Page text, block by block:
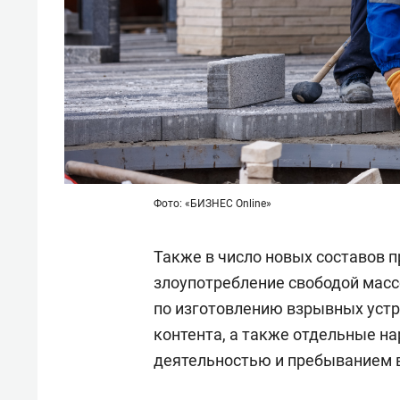
Фото: «БИЗНЕС Online»
Также в число новых составов
злоупотребление свободой
по изготовлению взрывных
контента, а также отдельные
деятельностью и пребыванием